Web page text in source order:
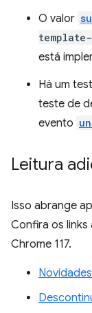
O valor
está
Há um
teste de
evento
Leitura
Isso abrange
Confira os
Chrome 117.